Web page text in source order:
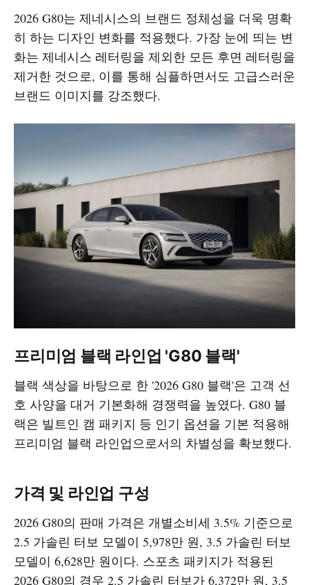
2026 G80는 제네시스의 브랜드 정체성을 더욱 명확
히 하는 디자인 변화를 적용했다. 가장 눈에 띄는 변
화는 제네시스 레터링을 제외한 모든 후면 레터링을
제거한 것으로, 이를 통해 심플하면서도 고급스러운
브랜드 이미지를 강조했다.​
프리미엄 블랙 라인업 'G80 블랙'
블랙 색상을 바탕으로 한 '2026 G80 블랙'은 고객 선
호 사양을 대거 기본화해 경쟁력을 높였다. G80 블
랙은 빌트인 캠 패키지 등 인기 옵션을 기본 적용해
프리미엄 블랙 라인업으로서의 차별성을 확보했다.​
가격 및 라인업 구성
2026 G80의 판매 가격은 개별소비세 3.5% 기준으로
2.5 가솔린 터보 모델이 5,978만 원, 3.5 가솔린 터보
모델이 6,628만 원이다. 스포츠 패키지가 적용된
2026 G80의 경우 2.5 가솔린 터보가 6,372만 원, 3.5